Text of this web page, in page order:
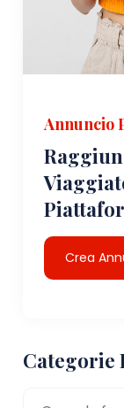
Annuncio
Crea
Categorie